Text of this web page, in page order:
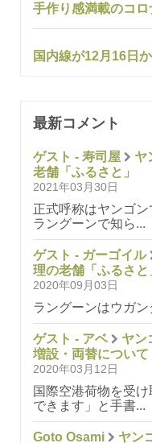
手作り感満載のコ
国内線が12月16日
最新コメント
ゲスト - 寿司屋
ヤ
老舗「ふるさと」
2021年03月30日
正式呼称はヤンゴ
ラングーンで知ら...
ゲスト - ガーゴイル
理の老舗「ふるさと
2020年09月03日
ラングーンはウガン
ゲスト - アベ
ヤン
増設・両替について
2020年03月12日
国際空港荷物を受
できます」と手書...
Goto Osami ヤン